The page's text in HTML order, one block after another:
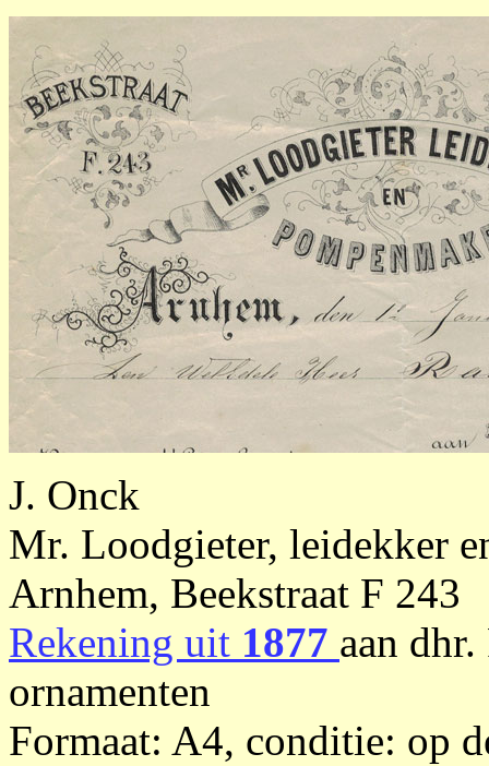
J. Onck
Mr. Loodgieter, leidekker
Arnhem, Beekstraat F 243
Rekening uit 1877 aan
ornamenten
Formaat: A4, conditie: op